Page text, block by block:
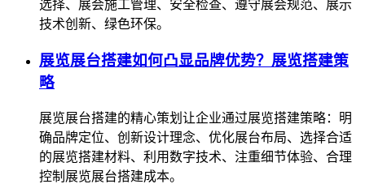
选择、展会施工管理、安全检查、遵守展会规范、展示
技术创新、绿色环保。
展览展台搭建如何凸显品牌优势？展览搭建策
略
展览展台搭建的精心策划让企业通过展览搭建策略：明
确品牌定位、创新设计理念、优化展台布局、选择合适
的展览搭建材料、利用数字技术、注重细节体验、合理
控制展览展台搭建成本。